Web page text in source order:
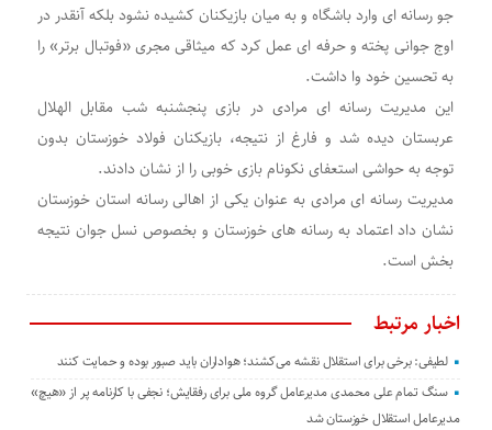
جو رسانه ای وارد باشگاه و به میان بازیکنان کشیده نشود بلکه آنقدر در
اوج جوانی پخته و حرفه ای عمل کرد که میثاقی مجری «فوتبال برتر» را
به تحسین خود وا داشت.
این مدیریت رسانه ای مرادی در بازی پنجشنبه شب مقابل الهلال
عربستان دیده شد و فارغ از نتیجه، بازیکنان فولاد خوزستان بدون
توجه به حواشی استعفای نکونام بازی خوبی را از نشان دادند.
مدیریت رسانه ای مرادی به عنوان یکی از اهالی رسانه استان خوزستان
نشان داد اعتماد به رسانه های خوزستان و بخصوص نسل جوان نتیجه
بخش است.
اخبار مرتبط
لطیفی: برخی برای استقلال نقشه می‌کشند؛ هواداران باید صبور بوده و حمایت کنند
سنگ تمام علی محمدی مدیرعامل گروه ملی برای رفقایش؛ نجفی با کارنامه پر از «هیچ»
مدیرعامل استقلال خوزستان شد